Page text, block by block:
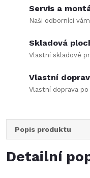
Servis a
Naši odborníci
Skladová
Vlastní skladové
Vlastní
Vlastní doprava po
Popis produktu
Detailní